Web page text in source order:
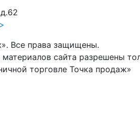
Все права защищены.
сайта разрешены
торговле Точка продаж»